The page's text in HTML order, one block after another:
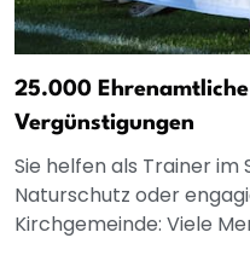
25.000
Vergünstigungen
Sie helfen als Trainer
Naturschutz oder
Kirchgemeinde: Viele